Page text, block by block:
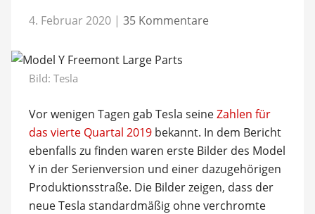
4. Februar 2020 | 35 Kommentare
Bild: Tesla
Vor wenigen Tagen gab Tesla seineZahlen für
das vierte Quartal 2019bekannt. In dem Bericht
ebenfalls zu finden waren erste Bilder des Model
Y in der Serienversion und einer dazugehörigen
Produktionsstraße. Die Bilder zeigen, dass der
neue Tesla standardmäßig ohne verchromte